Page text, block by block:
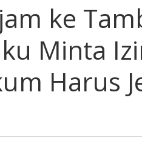
Tambang
PT
GMI:
DPRD
Minta
Izin
ke
Minta
Harus